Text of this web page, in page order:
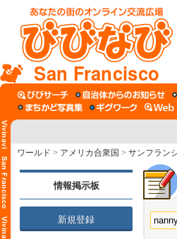
San Francisco
ワールド > アメリカ合衆国 > サンフラン
情報掲示板
新規登録